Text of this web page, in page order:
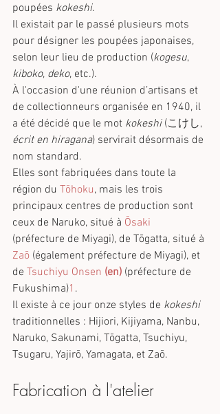
poupées kokeshi.
Il existait par le passé plusieurs mots
pour désigner les poupées japonaises,
selon leur lieu de production (kogesu,
kiboko, deko, etc.).
À l'occasion d'une réunion d’artisans et
de collectionneurs organisée en 1940, il
a été décidé que le mot kokeshi (こけし,
écrit en hiragana) servirait désormais de
nom standard.
Elles sont fabriquées dans toute la
région du Tōhoku, mais les trois
principaux centres de production sont
ceux de Naruko, situé à Ōsaki
(préfecture de Miyagi), de Tōgatta, situé à
Zaō (également préfecture de Miyagi), et
de Tsuchiyu Onsen (en) (préfecture de
Fukushima)1 .
Il existe à ce jour onze styles de kokeshi
traditionnelles : Hijiori, Kijiyama, Nanbu,
Naruko, Sakunami, Tōgatta, Tsuchiyu,
Tsugaru, Yajirō, Yamagata, et Zaō.
Fabrication à l'atelier